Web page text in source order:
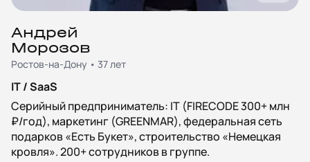
Андрей
Морозов
Ростов-на-Дону • 37 лет
IT / SaaS
Серийный предприниматель: IT (FIRECODE 300+ млн
₽/год), маркетинг (GREENMAR), федеральная сеть
подарков «Есть Букет», строительство «Немецкая
кровля». 200+ сотрудников в группе.